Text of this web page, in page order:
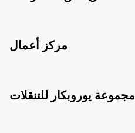
مركز أعمال
مجموعة يوروبكار للتنقلات